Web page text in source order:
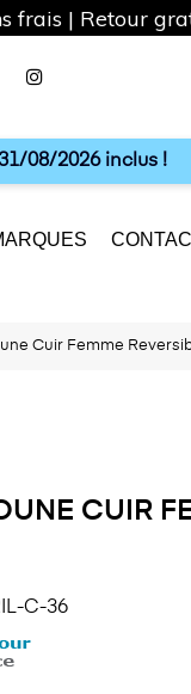
Facebook
08/2026 inclus !
Cuir Femme
CUIR
C-36
frais | Retour